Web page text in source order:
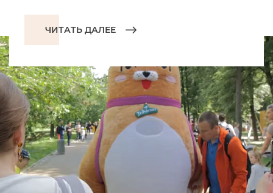
ЧИТАТЬ ДАЛЕЕ